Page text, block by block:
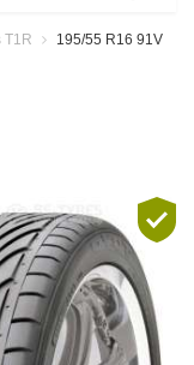
T1R 195/55 R16 91V